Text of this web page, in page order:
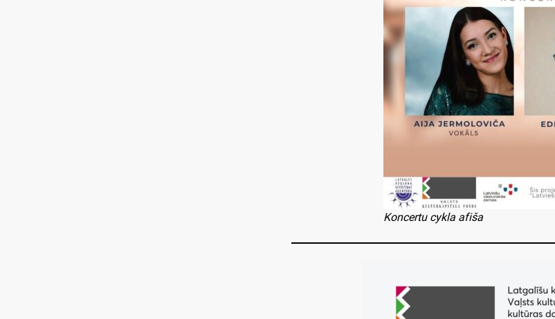
Koncertu cykla afiša